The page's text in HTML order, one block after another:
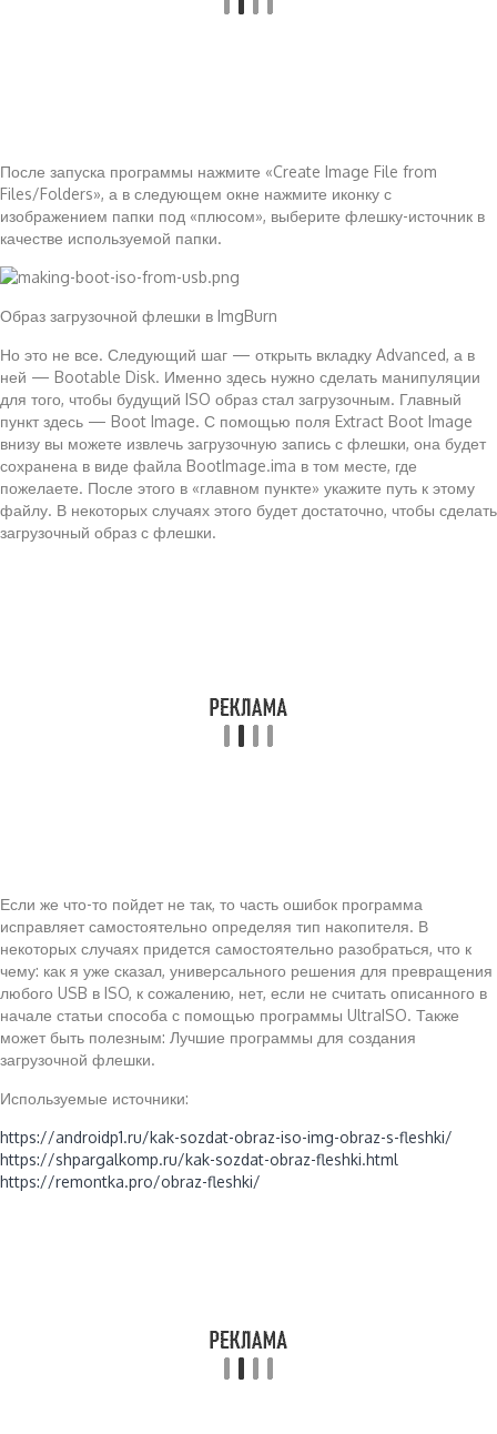
После запуска программы нажмите «Create Image File from
Files/Folders», а в следующем окне нажмите иконку с
изображением папки под «плюсом», выберите флешку-источник в
качестве используемой папки.
Образ загрузочной флешки в ImgBurn
Но это не все. Следующий шаг — открыть вкладку Advanced, а в
ней — Bootable Disk. Именно здесь нужно сделать манипуляции
для того, чтобы будущий ISO образ стал загрузочным. Главный
пункт здесь — Boot Image. С помощью поля Extract Boot Image
внизу вы можете извлечь загрузочную запись с флешки, она будет
сохранена в виде файла BootImage.ima в том месте, где
пожелаете. После этого в «главном пункте» укажите путь к этому
файлу. В некоторых случаях этого будет достаточно, чтобы сделать
загрузочный образ с флешки.
Если же что-то пойдет не так, то часть ошибок программа
исправляет самостоятельно определяя тип накопителя. В
некоторых случаях придется самостоятельно разобраться, что к
чему: как я уже сказал, универсального решения для превращения
любого USB в ISO, к сожалению, нет, если не считать описанного в
начале статьи способа с помощью программы UltraISO. Также
может быть полезным: Лучшие программы для создания
загрузочной флешки.
Используемые источники:
https://androidp1.ru/kak-sozdat-obraz-iso-img-obraz-s-fleshki/
https://shpargalkomp.ru/kak-sozdat-obraz-fleshki.html
https://remontka.pro/obraz-fleshki/